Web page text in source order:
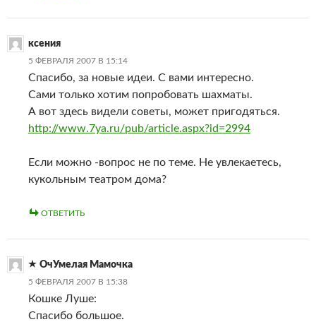
ксения
5 ФЕВРАЛЯ 2007 В 15:14
Спасибо, за новые идеи. С вами интересно.
Сами только хотим попробовать шахматы.
А вот здесь видели советы, может пригодяться.
http://www.7ya.ru/pub/article.aspx?id=2994
Если можно -вопрос не по теме. Не увлекаетесь,
кукольным театром дома?
ОТВЕТИТЬ
ОчУмелая Мамочка
5 ФЕВРАЛЯ 2007 В 15:38
Кошке Луше:
Спасибо большое.